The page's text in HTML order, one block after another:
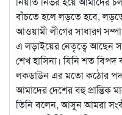
বাঁচতে হলে লড়তে হবে,
আওয়ামী লীগের সাধারণ
এ লড়াইয়ের নেতৃত্বে আছেন
শেখ হাসিনা। যিনি শত বিপদ
লকডাউন এর মতো কঠোর
আমাদের দেশের বহু প্রান্তিক
তিনি বলেন, আসুন আমরা